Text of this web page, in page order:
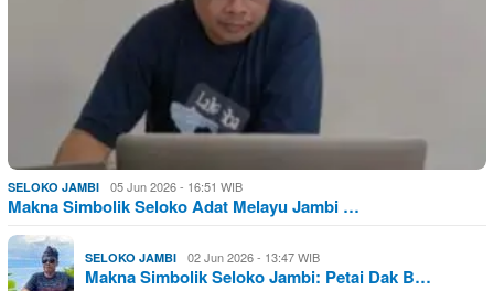
SELOKO JAMBI 05 Jun 2026 - 16:51 WIB
Makna Simbolik Seloko Adat Melayu Jambi …
SELOKO JAMBI 02 Jun 2026 - 13:47 WIB
Makna Simbolik Seloko Jambi: Petai Dak B…